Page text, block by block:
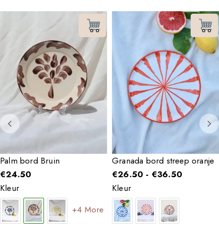
Palm bord Bruin
€24.50
Kleur
+4 More
Granada bord streep oranje
€26.50 - €36.50
Kleur